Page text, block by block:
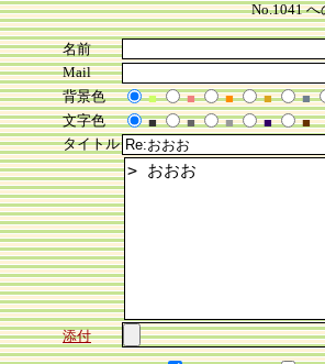
No.1041
名前
Mail
背景色
■ ■ ■ ■
■
文字色
■ ■ ■ ■
■
タイトル
添付